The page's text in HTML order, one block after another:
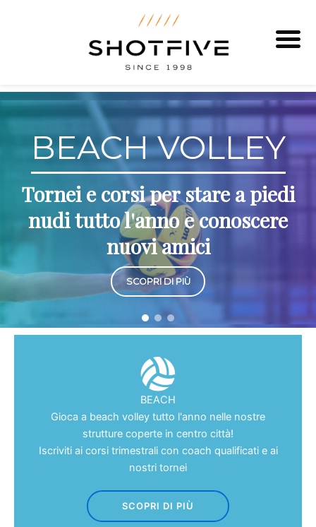
BEACH VOLLEY
Tornei e corsi per stare a piedi
nudi tutto l'anno e conoscere
nuovi amici
SCOPRI DI PIÙ
BEACH
Gioca a beach volley tutto l'anno nelle nostre
strutture coperte in centro città!
Iscriviti ai corsi trimestrali con coach qualificati e ai
nostri tornei
SCOPRI DI PIÙ